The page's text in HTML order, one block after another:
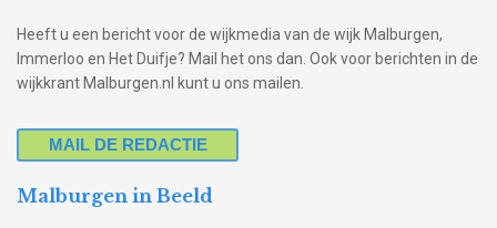
Heeft u een bericht voor de wijkmedia van de wijk Malburgen,
Immerloo en Het Duifje? Mail het ons dan. Ook voor berichten in de
wijkkrant Malburgen.nl kunt u ons mailen.
MAIL DE REDACTIE
Malburgen in Beeld